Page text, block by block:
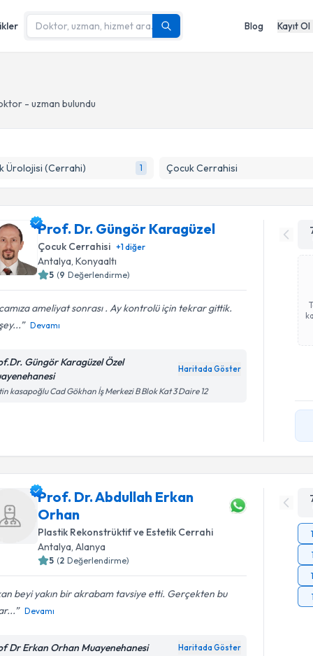
Blog Kayıt Ol
- uzman bulundu
Ürolojisi (Cerrahi) 1 Çocuk Cerrahisi
Prof. Dr. Güngör Karagüzel
Çocuk Cerrahisi +1diğer
Antalya, Konyaaltı
5 (9 Değerlendirme)
ameliyat sonrası . Ay kontrolü için tekrar gittik.
Devamı
Güngör Karagüzel Özel
Haritada Göster
kasapoğlu Cad Gökhan İş Merkezi B Blok Kat 3 Daire 12
Prof. Dr. Abdullah Erkan
Orhan
Plastik Rekonstrüktif ve Estetik Cerrahi
Antalya, Alanya
5 (2 Değerlendirme)
beyi yakın bir akrabam tavsiye etti. Gerçekten bu
Devamı
Dr Erkan Orhan Muayenehanesi Haritada Göster